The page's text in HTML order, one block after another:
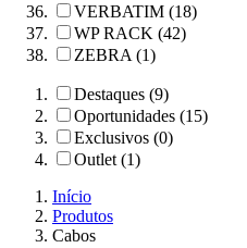
VERBATIM (18)
WP RACK (42)
ZEBRA (1)
Destaques (9)
Oportunidades (15)
Exclusivos (0)
Outlet (1)
Início
Produtos
Cabos